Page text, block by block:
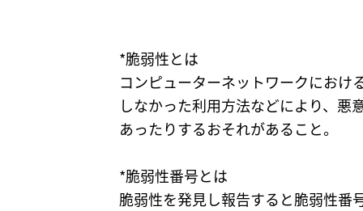
*脆弱性とは
コンピューターネットワークにおけ
しなかった利用方法などにより、
あったりするおそれがあること。
*脆弱性番号とは
脆弱性を発見し報告すると脆弱性番